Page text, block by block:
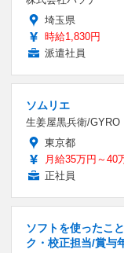
埼玉県
時給1,830円
派遣社員
ソムリエ
生姜屋黒兵衛/GYRO
東京都
月給35万円～40
正社員
ソフトを使ったこ
ク・校正担当/賞与